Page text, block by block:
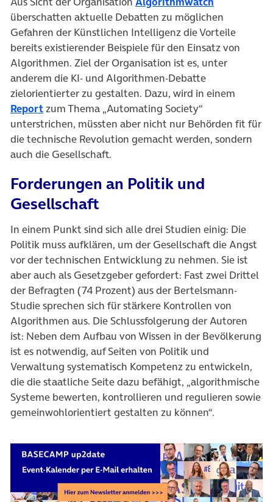
überschatten aktuelle Debatten zu möglichen
Gefahren der Künstlichen Intelligenz die Vorteile
bereits existierender Beispiele für den Einsatz von
Algorithmen. Ziel der Organisation ist es, unter
anderem die KI- und Algorithmen-Debatte
zielorientierter zu gestalten. Dazu, wird in einem
Report(öffnet in neuem Tab)
zum Thema „Automating Society“
unterstrichen, müssten aber nicht nur Behörden fit für
die technische Revolution gemacht werden, sondern
auch die Gesellschaft.
Forderungen an Politik und
Gesellschaft
In einem Punkt sind sich alle drei Studien einig: Die
Politik muss aufklären, um der Gesellschaft die Angst
vor der technischen Entwicklung zu nehmen. Sie ist
aber auch als Gesetzgeber gefordert: Fast zwei Drittel
der Befragten (74 Prozent) aus der Bertelsmann-
Studie sprechen sich für stärkere Kontrollen von
Algorithmen aus. Die Schlussfolgerung der Autoren
ist: Neben dem Aufbau von Wissen in der Bevölkerung
ist es notwendig, auf Seiten von Politik und
Verwaltung systematisch Kompetenz zu entwickeln,
die die staatliche Seite dazu befähigt, „algorithmische
Systeme bewerten, kontrollieren und regulieren sowie
gemeinwohlorientiert gestalten zu können“.